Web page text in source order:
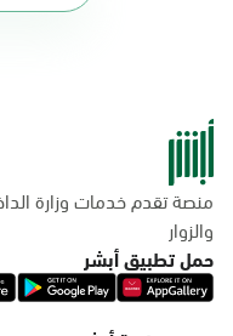
منصة تقدم خدمات وزارة
والزوار
حمل تطبيق أبشر